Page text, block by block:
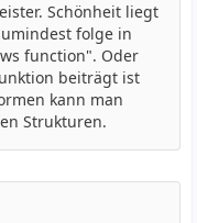
Schönheit liegt
folge in
function". Oder
beiträgt ist
kann man
Strukturen.